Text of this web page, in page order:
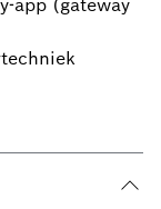
app (gateway